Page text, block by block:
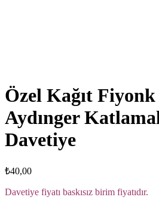
Özel Kağıt
Aydınger
Davetiye
₺40,00
Davetiye fiyatı baskısız birim fiyatıdır.